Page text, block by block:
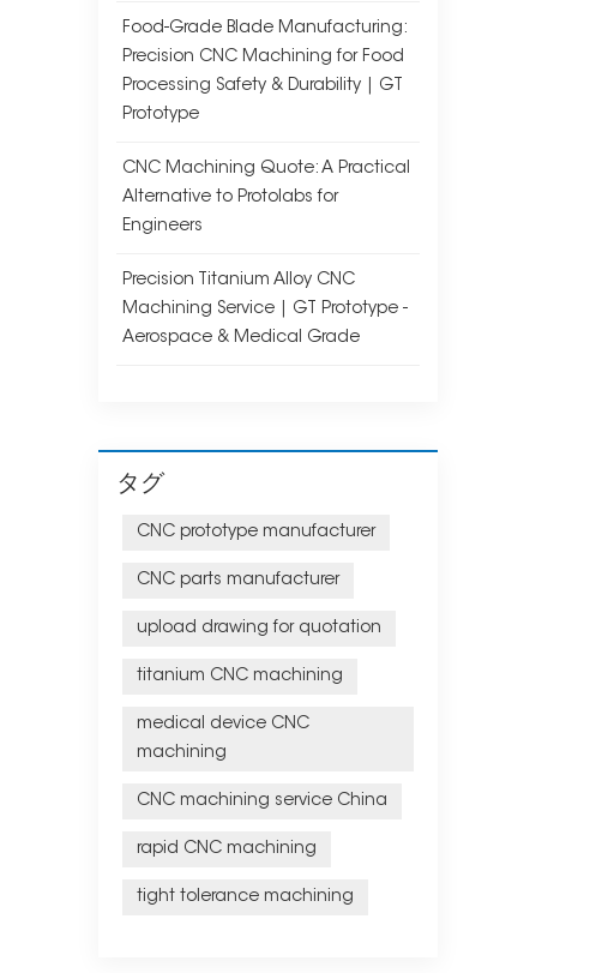
Food-Grade Blade Manufacturing:
Precision CNC Machining for Food
Processing Safety & Durability | GT
Prototype
CNC Machining Quote: A Practical
Alternative to Protolabs for
Engineers
Precision Titanium Alloy CNC
Machining Service | GT Prototype -
Aerospace & Medical Grade
タグ
CNC prototype manufacturer
CNC parts manufacturer
upload drawing for quotation
titanium CNC machining
medical device CNC
machining
CNC machining service China
rapid CNC machining
tight tolerance machining